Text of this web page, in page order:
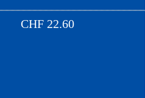
CHF 22.60